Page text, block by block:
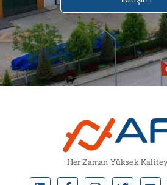
Her Zaman Yüksek